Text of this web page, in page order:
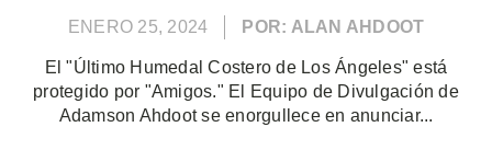
ENERO 25, 2024 POR: ALAN AHDOOT
El "Último Humedal Costero de Los Ángeles" está
protegido por "Amigos." El Equipo de Divulgación de
Adamson Ahdoot se enorgullece en anunciar...